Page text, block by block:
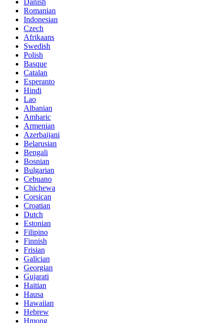
Romanian
Indonesian
Czech
Afrikaans
Swedish
Polish
Basque
Catalan
Esperanto
Hindi
Lao
Albanian
Amharic
Armenian
Azerbaijani
Belarusian
Bengali
Bosnian
Bulgarian
Cebuano
Chichewa
Corsican
Croatian
Dutch
Estonian
Filipino
Finnish
Frisian
Galician
Georgian
Gujarati
Haitian
Hausa
Hawaiian
Hebrew
Hmong